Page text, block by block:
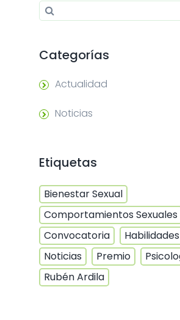
Search for:
Categorías
Actualidad
Noticias
Etiquetas
Bienestar Sexual
Comportamientos Sexuales
Convocatoria
Habilidades
Noticias
Premio
Rubén Ardila